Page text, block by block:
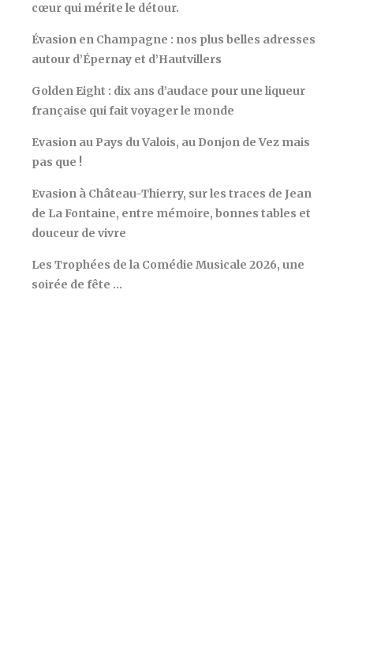
cœur qui mérite le détour.
Évasion en Champagne : nos plus belles adresses
autour d’Épernay et d’Hautvillers
Golden Eight : dix ans d’audace pour une liqueur
française qui fait voyager le monde
Evasion au Pays du Valois, au Donjon de Vez mais
pas que !
Evasion à Château-Thierry, sur les traces de Jean
de La Fontaine, entre mémoire, bonnes tables et
douceur de vivre
Les Trophées de la Comédie Musicale 2026, une
soirée de fête …